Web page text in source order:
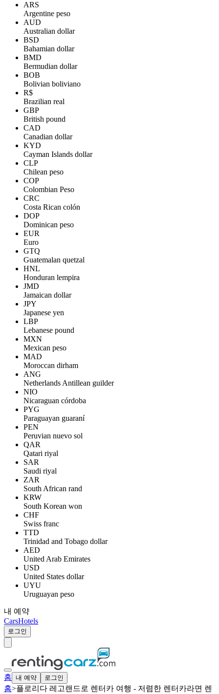
ARS
Argentine peso
AUD
Australian dollar
BSD
Bahamian dollar
BMD
Bermudian dollar
BOB
Bolivian boliviano
R$
Brazilian real
GBP
British pound
CAD
Canadian dollar
KYD
Cayman Islands dollar
CLP
Chilean peso
COP
Colombian Peso
CRC
Costa Rican colón
DOP
Dominican peso
EUR
Euro
GTQ
Guatemalan quetzal
HNL
Honduran lempira
JMD
Jamaican dollar
JPY
Japanese yen
LBP
Lebanese pound
MXN
Mexican peso
MAD
Moroccan dirham
ANG
Netherlands Antillean guilder
NIO
Nicaraguan córdoba
PYG
Paraguayan guaraní
PEN
Peruvian nuevo sol
QAR
Qatari riyal
SAR
Saudi riyal
ZAR
South African rand
KRW
South Korean won
CHF
Swiss franc
TTD
Trinidad and Tobago dollar
AED
United Arab Emirates
USD
United States dollar
UYU
Uruguayan peso
내 예약
CarsHotels
로그인
홈 내 예약 로그인
홈>플로리다 레고랜드로 렌터카 여행 - 저렴한 렌터카라면 렌